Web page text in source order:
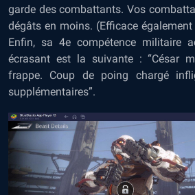
garde des combattants. Vos
dégâts en moins. (Efficace
Enfin, sa 4e compétence militaire
écrasant est la suivante : “César
frappe. Coup de poing chargé
supplémentaires”.